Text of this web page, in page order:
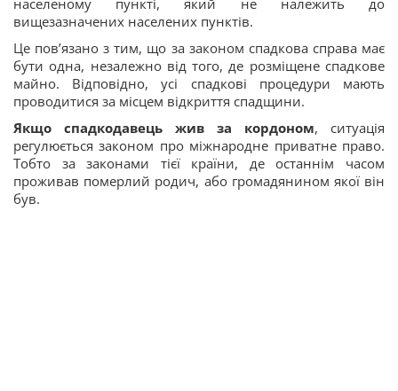
населеному пункті, який не належить до
вищезазначених населених пунктів.
Це пов’язано з тим, що за законом спадкова справа має
бути одна, незалежно від того, де розміщене спадкове
майно. Відповідно, усі спадкові процедури мають
проводитися за місцем відкриття спадщини.
Якщо спадкодавець жив за кордоном, ситуація
регулюється законом про міжнародне приватне право.
Тобто за законами тієї країни, де останнім часом
проживав померлий родич, або громадянином якої він
був.